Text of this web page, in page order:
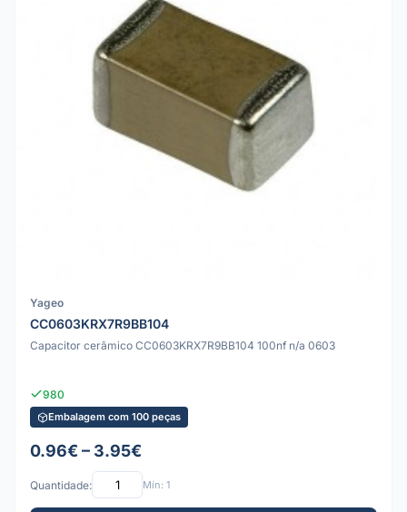
Yageo
CC0603KRX7R9BB104
Capacitor cerâmico CC0603KRX7R9BB104 100nf n/a 0603
980
Embalagem com 100 peças
0.96€ – 3.95€
Quantidade: Mín: 1